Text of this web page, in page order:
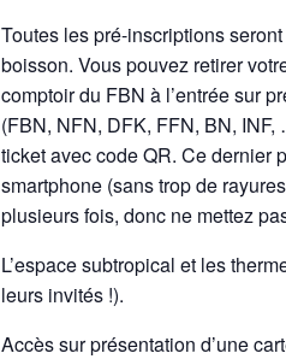
Toutes les pré-inscriptions
boisson. Vous pouvez retirer
comptoir du FBN à l’entrée sur
(FBN, NFN, DFK, FFN, BN, INF,
ticket avec code QR. Ce dernier
smartphone (sans trop de
plusieurs fois, donc ne mettez
L’espace subtropical et les
leurs invités !).
Accès sur présentation d’une